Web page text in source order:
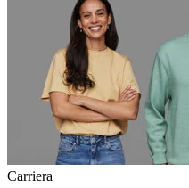
Carriera